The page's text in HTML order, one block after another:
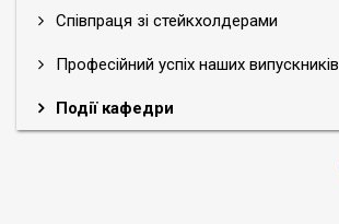
Співпраця зі стейкхолдерами
Професійний успіх наших випускників
Події кафедри